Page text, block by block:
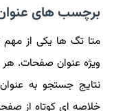
برچسب های
متا تگ ها یکی از
ویژه عنوان صفحات.
نتایج جستجو به
خلاصه ای کوتاه از